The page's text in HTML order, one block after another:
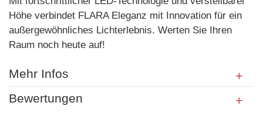
Höhe verbindet FLARA Eleganz mit Innovation für ein
außergewöhnliches Lichterlebnis. Werten Sie Ihren
Raum noch heute auf!
Mehr Infos
Bewertungen